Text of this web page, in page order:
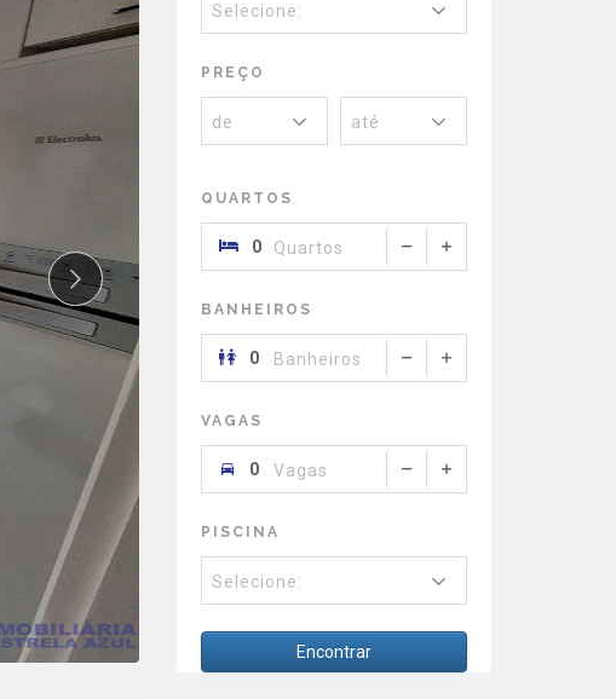
Selecione:
PREÇO
de até
QUARTOS
Quartos
BANHEIROS
Banheiros
VAGAS
Vagas
PISCINA
Selecione:
Encontrar